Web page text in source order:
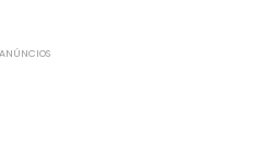
ANÚNCIOS